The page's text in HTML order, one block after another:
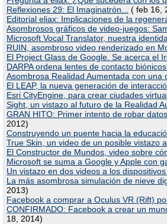
Reflexiones 29: El Imaginatrón...
( feb 16,
Editorial eliax: Implicaciones de la
Asombrosos gráficos de video-juegos:
Microsoft Vocal Translator, nuestra
RUIN, asombroso video renderizado en
El Project Glass de Google. Se acerca el
DARPA ordena lentes de contacto
Asombrosa Realidad Aumentada con una
El LEAP, la nueva generación de
Esri CityEngine, para crear ciudades
Sight, un vistazo al futuro de la Realidad
GRAN HITO: Primer intento de robar
2012)
Construyendo un puente hacia la
True Skin, un video de un posible vistazo
El Constructor de Mundos, video sobre
Microsoft se suma a Google y Apple con
Un vistazo en dos videos a los
La más asombrosa simulación de nieve
2013)
Facebook a comprar a Oculus VR (Rift)
CONFIRMADO: Facebook a crear un
18, 2014)